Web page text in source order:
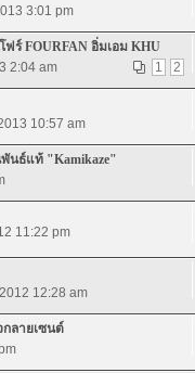
3:01 pm
ร์ FOURFAN อิ่มเอม KHU
1
2
2:04 am
10:57 am
นธ์แท้ "Kamikaze"
11:22 pm
12:28 am
ลายเซนต์